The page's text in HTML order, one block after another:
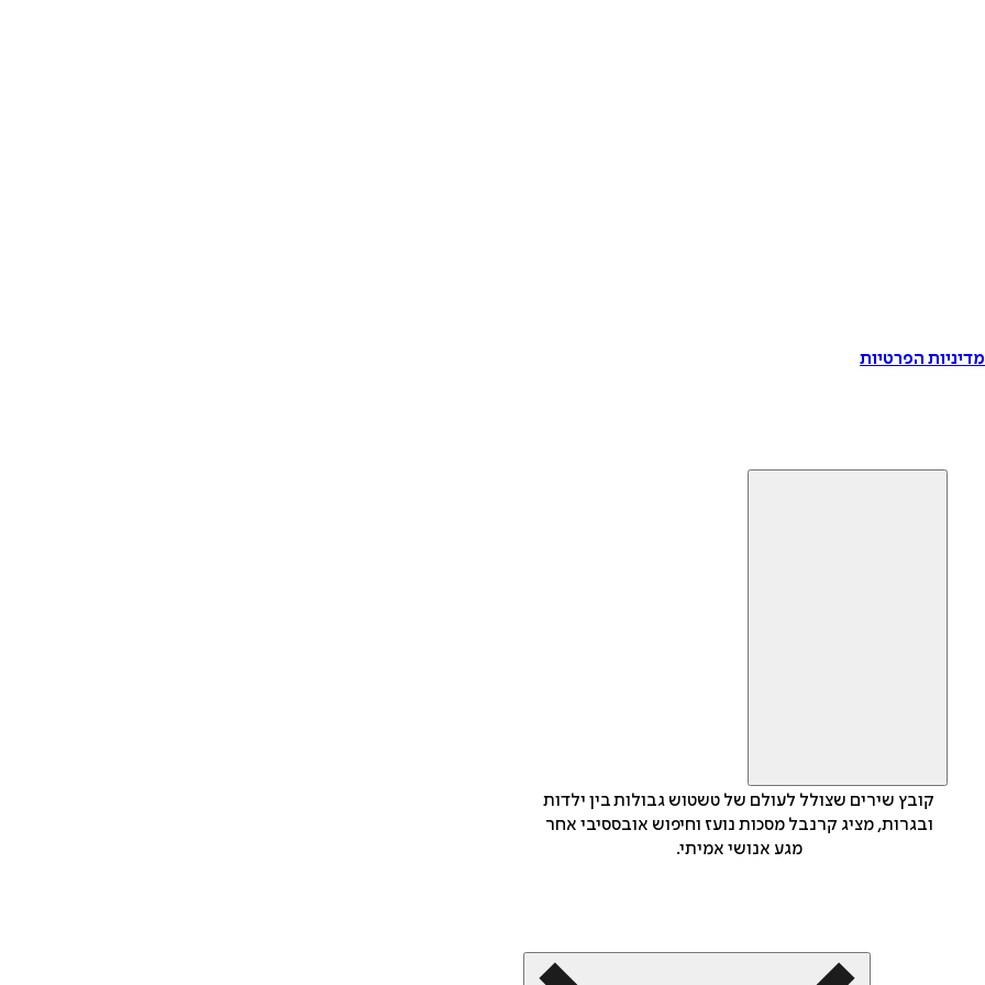
הפרטיות
קובץ שירים שצולל לעולם של טשטוש גבולות בין ילדות
ובגרות, מציג קרנבל מסכות נועז וחיפוש אובססיבי אחר
מגע אנושי אמיתי.